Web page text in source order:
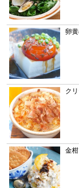
卵
ク
金